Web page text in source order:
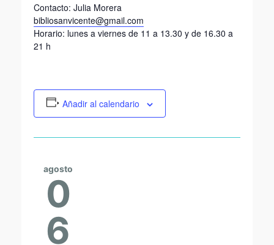
Contacto: Julia Morera
bibliosanvicente@gmail.com
Horario: lunes a viernes de 11 a 13.30 y de 16.30 a
21 h
Añadir al calendario
agosto
0
6